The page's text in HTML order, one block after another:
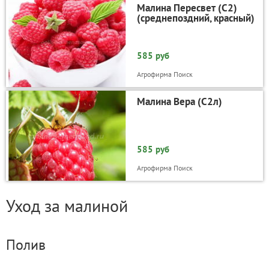
Малина Пересвет (С2)
(среднепоздний, красный)
585 руб
Агрофирма Поиск
Малина Вера (С2л)
585 руб
Агрофирма Поиск
Уход за малиной
Полив